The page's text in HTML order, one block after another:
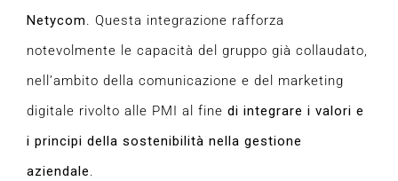
Netycom. Questa integrazione rafforza
notevolmente le capacità del gruppo già collaudato,
nell’ambito della comunicazione e del marketing
digitale rivolto alle PMI al fine di integrare i valori e
i principi della sostenibilità nella gestione
aziendale.